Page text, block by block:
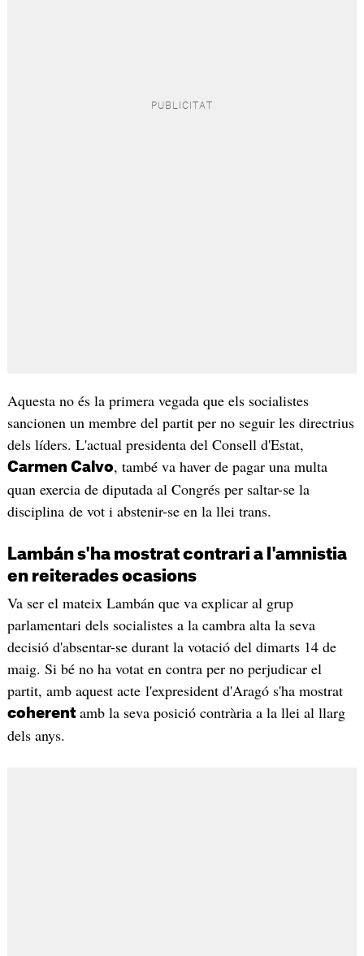
Aquesta no és la primera vegada que els socialistes
sancionen un membre del partit per no seguir les directrius
dels líders. L'actual presidenta del Consell d'Estat,
Carmen Calvo, també va haver de pagar una multa
quan exercia de diputada al Congrés per saltar-se la
disciplina de vot i abstenir-se en la llei trans.
Lambán s'ha mostrat contrari a l'amnistia
en reiterades ocasions
Va ser el mateix Lambán que va explicar al grup
parlamentari dels socialistes a la cambra alta la seva
decisió d'absentar-se durant la votació del dimarts 14 de
maig. Si bé no ha votat en contra per no perjudicar el
partit, amb aquest acte l'expresident d'Aragó s'ha mostrat
coherent amb la seva posició contrària a la llei al llarg
dels anys.